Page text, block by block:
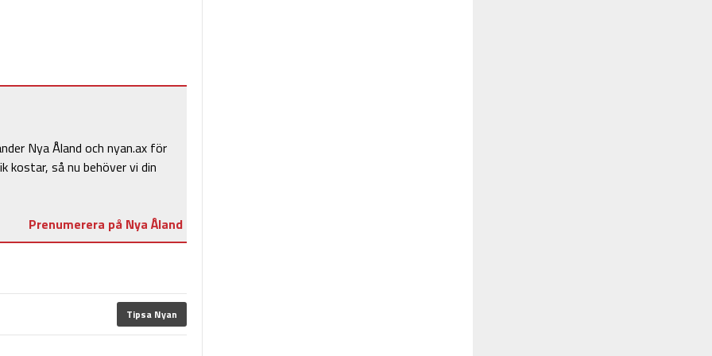
Nya Åland och nyan.ax för
kostar, så nu behöver vi din
Prenumerera på Nya Åland
Tipsa Nyan